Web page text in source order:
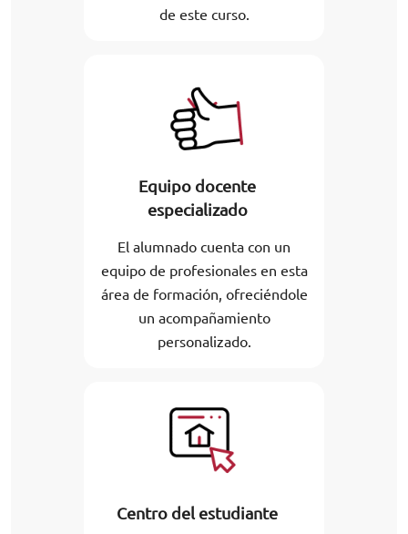
de este curso.
Equipo docente
especializado
El alumnado cuenta con un
equipo de profesionales en esta
área de formación, ofreciéndole
un acompañamiento
personalizado.
Centro del estudiante